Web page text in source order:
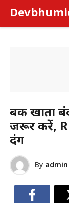
content
बैंक खाता
जरूर करें,
दंग
By admin